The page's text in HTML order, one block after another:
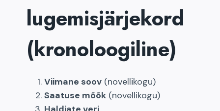
lugemisjärjekord
(kronoloogiline)
Viimane soov (novellikogu)
Saatuse mõõk (novellikogu)